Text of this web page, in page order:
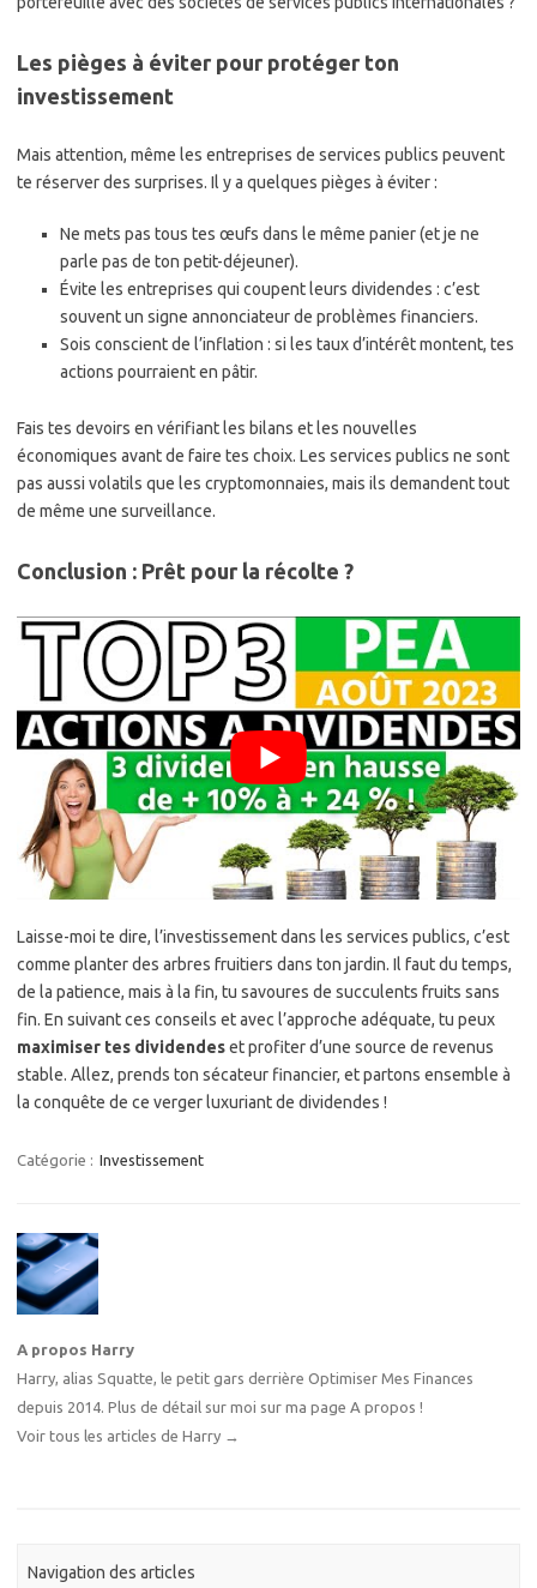
Les pièges à éviter pour protéger ton
investissement
Mais attention, même les entreprises de services publics peuvent
te réserver des surprises. Il y a quelques pièges à éviter :
Ne mets pas tous tes œufs dans le même panier (et je ne
parle pas de ton petit-déjeuner).
Évite les entreprises qui coupent leurs dividendes : c’est
souvent un signe annonciateur de problèmes financiers.
Sois conscient de l’inflation : si les taux d’intérêt montent, tes
actions pourraient en pâtir.
Fais tes devoirs en vérifiant les bilans et les nouvelles
économiques avant de faire tes choix. Les services publics ne sont
pas aussi volatils que les cryptomonnaies, mais ils demandent tout
de même une surveillance.
Conclusion : Prêt pour la récolte ?
Laisse-moi te dire, l’investissement dans les services publics, c’est
comme planter des arbres fruitiers dans ton jardin. Il faut du temps,
de la patience, mais à la fin, tu savoures de succulents fruits sans
fin. En suivant ces conseils et avec l’approche adéquate, tu peux
maximiser tes dividendeset profiter d’une source de revenus
stable. Allez, prends ton sécateur financier, et partons ensemble à
la conquête de ce verger luxuriant de dividendes !
Catégorie : Investissement
A propos Harry
Harry, alias Squatte, le petit gars derrière Optimiser Mes Finances
depuis 2014. Plus de détail sur moi sur ma page A propos !
Voir tous les articles de Harry →
Navigation des articles